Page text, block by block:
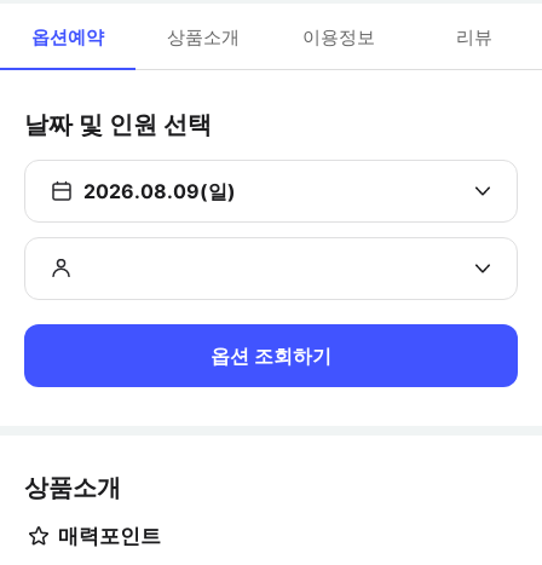
옵션예약 상품소개 이용정보 리뷰
날짜 및 인원 선택
2026.08.09(일)
옵션 조회하기
상품소개
매력포인트